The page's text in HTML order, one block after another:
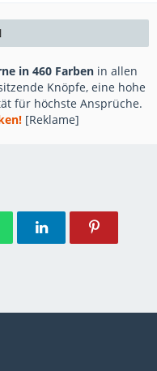
in 460 Farben in allen
Knöpfe, eine hohe
für höchste Ansprüche.
[Reklame]